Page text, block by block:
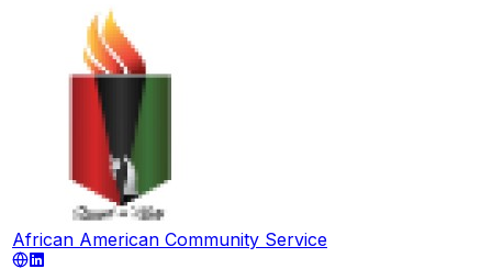
African American Community Service